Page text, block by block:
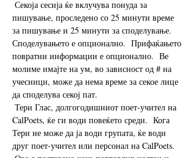
пишување, проследено со 25 минути време
за пишување и 25 минути за споделување.
Споделувањето е опционално.  Прифаќањето
повратни информации е опционално.  Ве
молиме имајте на ум, во зависност од # на
учесници, може да нема време за секое лице
да споделува секој пат.
CalPoets, ќе ги води повеќето среди.  Кога
Тери не може да ја води групата, ќе води
друг поет-учител или персонал на CalPoets.